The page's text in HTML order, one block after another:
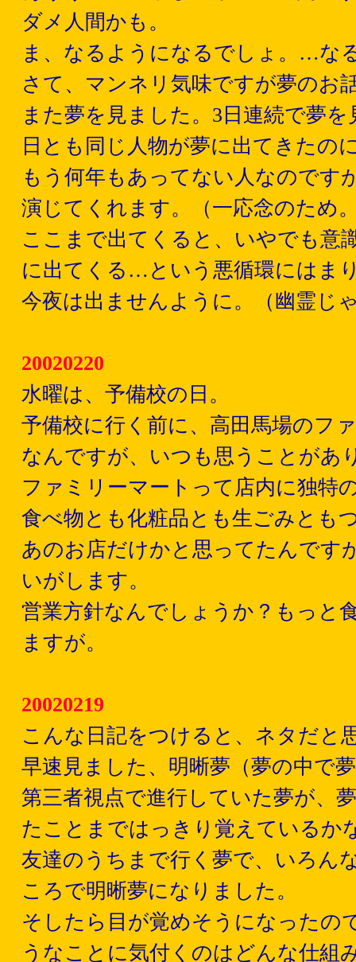
ダメ人間かも。
ま、なるようになるでしょ。…な
さて、マンネリ気味ですが夢のお
また夢を見ました。3日連続で夢
日とも同じ人物が夢に出てきたの
もう何年もあってない人なのです
演じてくれます。（一応念のため
ここまで出てくると、いやでも意
に出てくる…という悪循環にはま
今夜は出ませんように。（幽霊じ
20020220
水曜は、予備校の日。
予備校に行く前に、高田馬場のフ
なんですが、いつも思うことがあ
ファミリーマートって店内に独特
食べ物とも化粧品とも生ごみとも
あのお店だけかと思ってたんです
いがします。
営業方針なんでしょうか？もっと
ますが。
20020219
こんな日記をつけると、ネタだと
早速見ました、明晰夢（夢の中で
第三者視点で進行していた夢が、
たことまではっきり覚えているか
友達のうちまで行く夢で、いろん
ころで明晰夢になりました。
そしたら目が覚めそうになったの
うなことに気付くのはどんな仕組